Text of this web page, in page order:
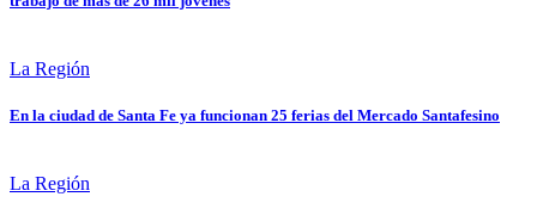
La Región
En la ciudad de Santa Fe ya funcionan 25 ferias del Mercado Santafesino
La Región